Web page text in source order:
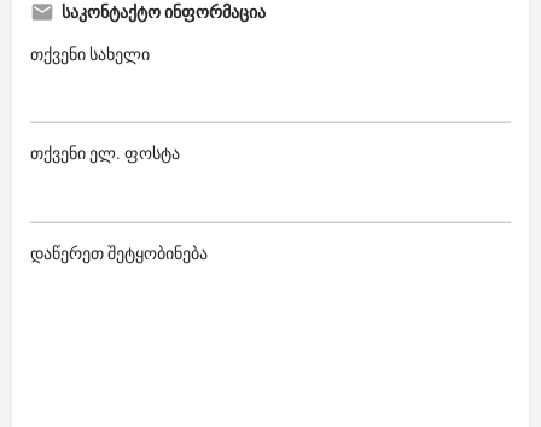
საკონტაქტო ინფორმაცია
თქვენი სახელი
თქვენი ელ. ფოსტა
დაწერეთ შეტყობინება